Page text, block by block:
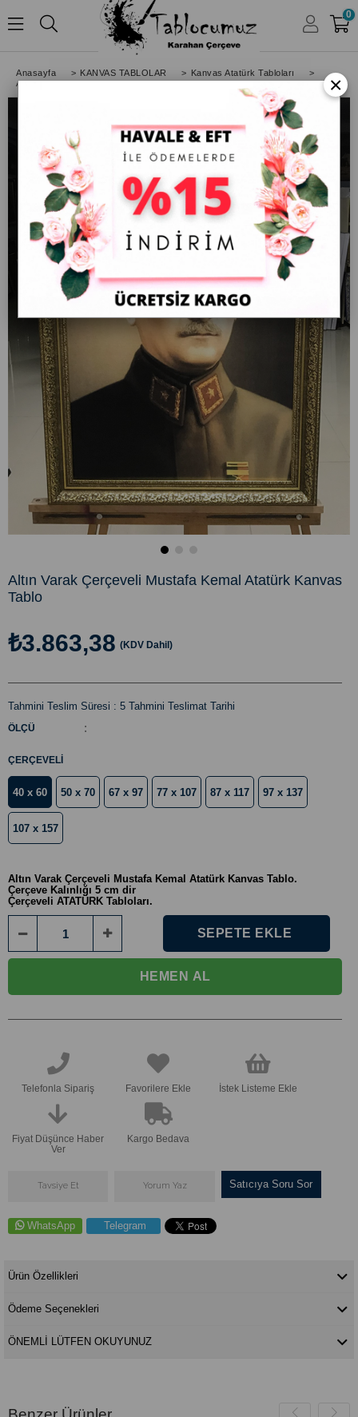
HESABIM
0
Anasayfa > KANVAS TABLOLAR > Kanvas Atatürk Tabloları
>
Altın Varak Çerçeveli Mustafa Kemal Atatürk Kanvas Tablo
Altın Varak Çerçeveli Mustafa Kemal Atatürk Kanvas
Tablo
₺3.863,38 (KDV Dahil)
Tahmini Teslim Süresi : 5 Tahmini Teslimat Tarihi
ÖLÇÜ
ÇERÇEVELI
:
40 x 60 50 x 70 67 x 97 77 x 107 87 x 117 97 x 137
107 x 157
Altın Varak Çerçeveli Mustafa Kemal Atatürk Kanvas Tablo.
Çerçeve Kalınlığı 5 cm dir
Çerçeveli ATATÜRK Tabloları.
Telefonla Sipariş Favorilere Ekle İstek Listeme Ekle
Fiyat Düşünce Haber
Ver
Kargo Bedava
Tavsiye Et Yorum Yaz Satıcıya Soru Sor
WhatsApp Telegram
Ürün Özellikleri
Ödeme Seçenekleri
ÖNEMLİ LÜTFEN OKUYUNUZ
×